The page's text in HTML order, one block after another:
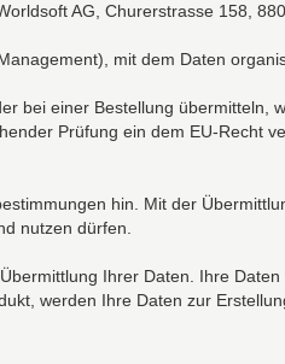
AG, Churerstrasse 158,
mit dem Daten
bei einer Bestellung übermitteln,
Prüfung ein dem EU-Recht
hin. Mit der
nutzen dürfen.
Ihrer Daten. Ihre
werden Ihre Daten zur